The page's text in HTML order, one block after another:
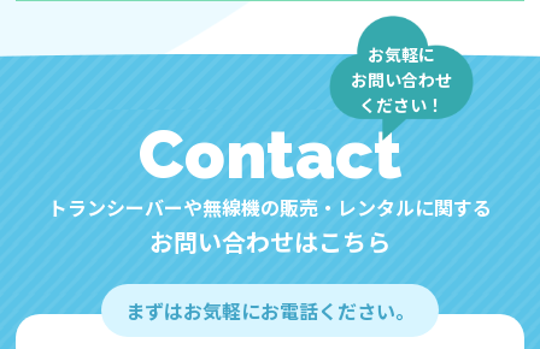
合を除き、ご本人の同意を得ずに第三者に
情報を提供しません。
・ご本人からの求めに応じ、当該ご本人の個
・公開された個人情報が事実と異なる場合、
訂正や削除に応じます。
・個人情報の取り扱いに関する苦情に対し、
適切・迅速に対処します。
・本個人情報保護方針は、当サイト内で適用
されるものです。
Contact
トランシーバーや無線機の販売・レンタルに関する
お問い合わせはこちら
お気軽に
お問い合わせ
ください！
まずはお気軽にお電話ください。